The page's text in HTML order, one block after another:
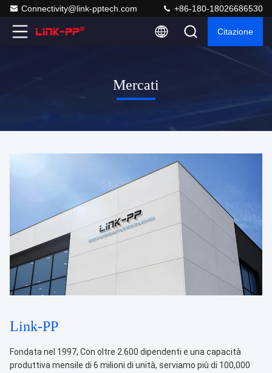
Connectivity@link-pptech.com +86-180-18026686530
Citazione
Mercati
Link-PP
Fondata nel 1997, Con oltre 2.600 dipendenti e una capacità
produttiva mensile di 6 milioni di unità, serviamo più di 100,000